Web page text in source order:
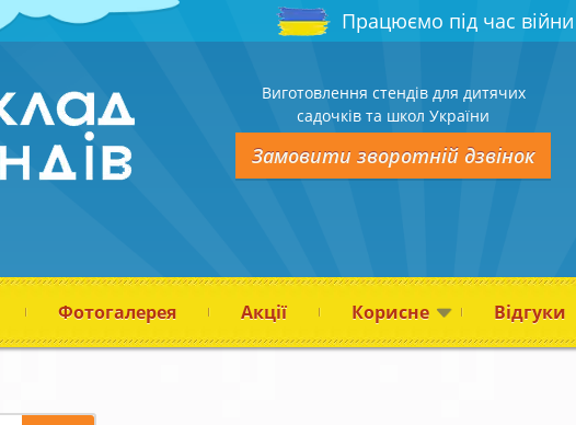
Працюємо під час війни
Виготовлення стендів для дитячих
садочків та школ України
Замовити зворотній дзвінок
Фотогалерея Акції Корисне Відгуки